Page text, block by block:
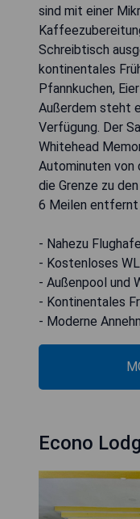
sind mit einer
Schreibtisch
kontinentales
Pfannkuchen,
Außerdem steht
Verfügung. Der
Whitehead
Autominuten von
die Grenze zu
6 Meilen entfernt
- Nahezu
- Kostenloses
- Außenpool und
- Kontinentales
- Moderne
Econo